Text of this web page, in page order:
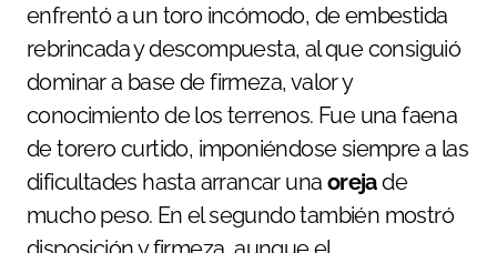
enfrentó a un toro incómodo, de embestida
rebrincada y descompuesta, al que consiguió
dominar a base de firmeza, valor y
conocimiento de los terrenos. Fue una faena
de torero curtido, imponiéndose siempre a las
dificultades hasta arrancar una orejade
mucho peso. En el segundo también mostró